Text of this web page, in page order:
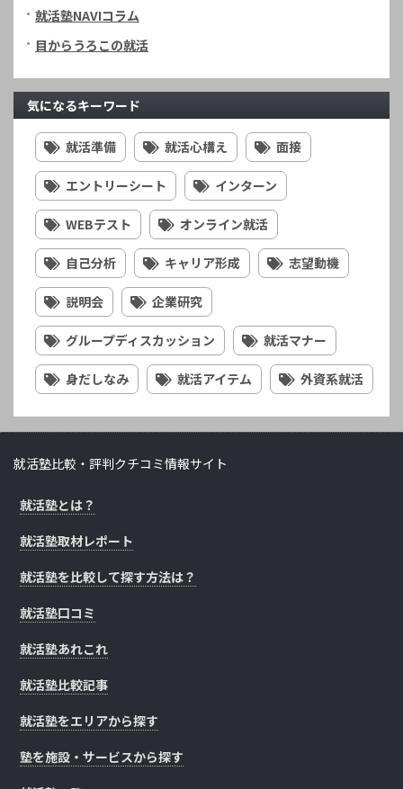
就活塾NAVIコラム
目からうろこの就活
気になるキーワード
就活準備 就活心構え 面接
エントリーシート インターン
WEBテスト オンライン就活
自己分析 キャリア形成 志望動機
説明会 企業研究
グループディスカッション 就活マナー
身だしなみ 就活アイテム 外資系就活
就活塾比較・評判クチコミ情報サイト
就活塾とは？
就活塾取材レポート
就活塾を比較して探す方法は？
就活塾口コミ
就活塾あれこれ
就活塾比較記事
就活塾をエリアから探す
塾を施設・サービスから探す